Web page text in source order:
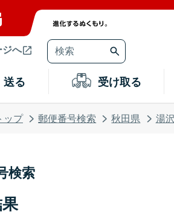
へ
送る 受け取る
ップ 郵便番号検索 秋田県 湯
検索